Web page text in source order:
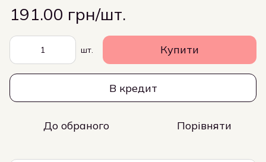
191.00 грн/шт.
шт. Купити
В кредит
До обраного Порівняти